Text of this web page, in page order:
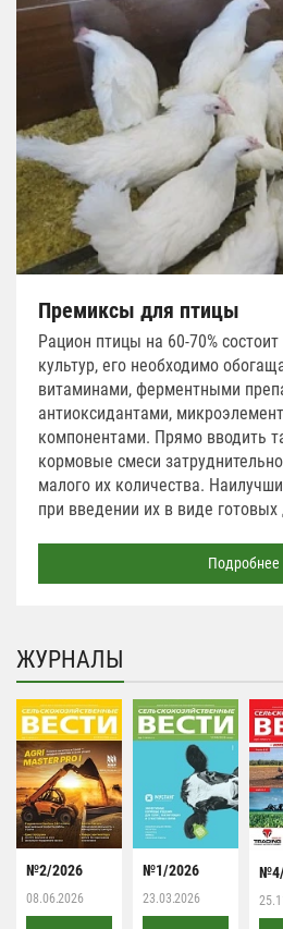
Премиксы для птицы
Рацион птицы на 60-70%
культур, его необходимо
витаминами, ферментными
антиоксидантами,
компонентами. Прямо вводить
кормовые смеси
малого их количества.
при введении их в виде готовых
Подробнее
ЖУРНАЛЫ
№2/2026
08.06.2026
№1/2026
23.03.2026